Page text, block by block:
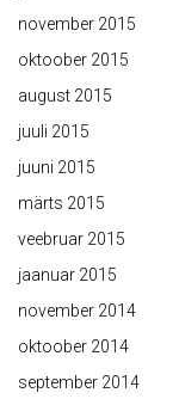
november 2015
oktoober 2015
august 2015
juuli 2015
juuni 2015
märts 2015
veebruar 2015
jaanuar 2015
november 2014
oktoober 2014
september 2014